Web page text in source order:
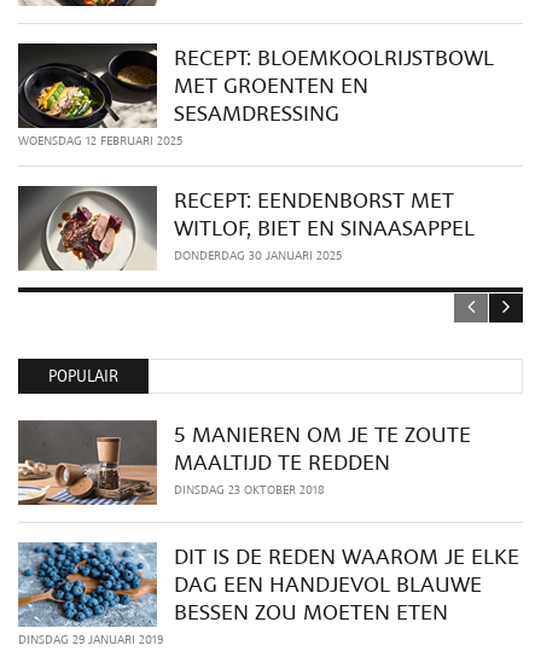
RECEPT: BLOEMKOOLRIJSTBOWL
MET GROENTEN EN
SESAMDRESSING
WOENSDAG 12 FEBRUARI 2025
RECEPT: EENDENBORST MET
WITLOF, BIET EN SINAASAPPEL
DONDERDAG 30 JANUARI 2025
POPULAIR
5 MANIEREN OM JE TE ZOUTE
MAALTIJD TE REDDEN
DINSDAG 23 OKTOBER 2018
DIT IS DE REDEN WAAROM JE ELKE
DAG EEN HANDJEVOL BLAUWE
BESSEN ZOU MOETEN ETEN
DINSDAG 29 JANUARI 2019